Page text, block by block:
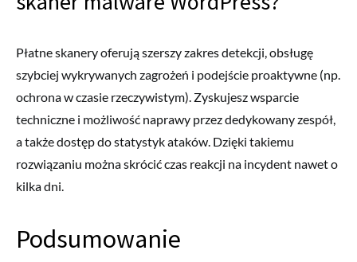
Płatne skanery oferują szerszy zakres detekcji, obsługę
szybciej wykrywanych zagrożeń i podejście proaktywne (np.
ochrona w czasie rzeczywistym). Zyskujesz wsparcie
techniczne i możliwość naprawy przez dedykowany zespół,
a także dostęp do statystyk ataków. Dzięki takiemu
rozwiązaniu można skrócić czas reakcji na incydent nawet o
kilka dni.
Podsumowanie